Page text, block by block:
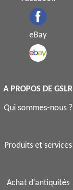
eBay
A PROPOS DE GSLR
Qui sommes-nous ?
Produits et services
Achat d'antiquités